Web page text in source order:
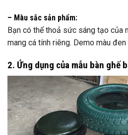
– Màu sắc sản phẩm:
Bạn có thể thoả sức sáng tạo của
mang cá tính riêng. Demo màu
2. Ứng dụng của mẫu bàn ghế